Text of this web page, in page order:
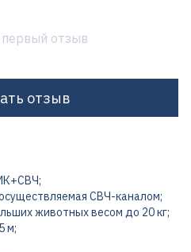
отзыв
отзыв
СВЧ-каналом;
животных весом до 20 кг;
м;